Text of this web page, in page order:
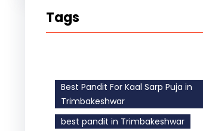
Tags
Best Pandit For Kaal Sarp Puja in
Trimbakeshwar
best pandit in Trimbakeshwar